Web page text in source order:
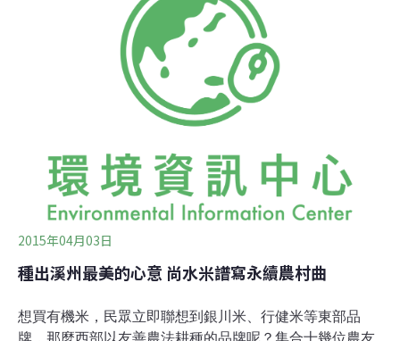
正以加速的方式威脅我們的生存。如果我們不即刻悔改回
頭，可能在2050年就提前達到升高攝氏兩度的危險門檻。
屆時氣候改變所帶來的衝擊，將是乾旱頻生、農作物大規
模歉收、水資源嚴重缺乏，以及廣大沿海低窪地區因海水
面的快速上升而相繼被淹沒。這個警訊我們不能輕忽，更
不能置之不理。如果不審慎因應，我們這一代就會深嚐這
症，情況當然十分危急。癌症不必然是絕症，但是
2015年04月03日
種出溪州最美的心意 尚水米譜寫永續農村曲
想買有機米，民眾立即聯想到銀川米、行健米等東部品
牌，那麼西部以友善農法耕種的品牌呢？集合十幾位農友